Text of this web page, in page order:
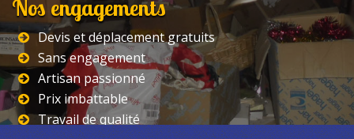
Nos engagements
Devis et déplacement gratuits
Sans engagement
Artisan passionné
Prix imbattable
Travail de qualité